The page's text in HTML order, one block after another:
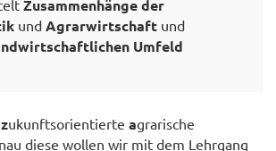
Zusammenhänge der
und Agrarwirtschaft und
Umfeld
zukunftsorientierte agrarische
diese wollen wir mit dem Lehrgang